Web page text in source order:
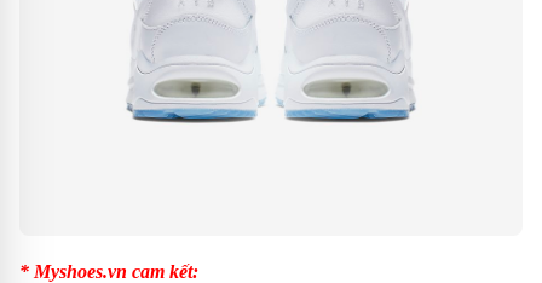
* Myshoes.vn cam kết: